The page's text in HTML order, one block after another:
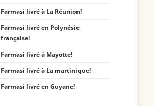
Farmasi livré à La Réunion!
Farmasi livré en Polynésie
française!
Farmasi livré à Mayotte!
Farmasi livré à La martinique!
Farmasi livré en Guyane!